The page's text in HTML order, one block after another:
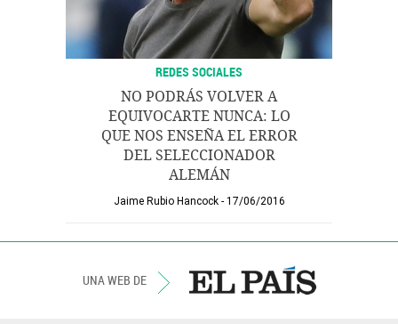
REDES SOCIALES
NO PODRÁS VOLVER A
EQUIVOCARTE NUNCA: LO
QUE NOS ENSEÑA EL ERROR
DEL SELECCIONADOR
ALEMÁN
Jaime Rubio Hancock 17/06/2016
UNA WEB DE